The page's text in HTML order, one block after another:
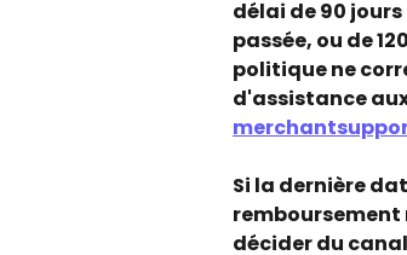
délai de 90
passée, ou de
politique ne
d'assistance
Si la dernière
remboursement
décider du